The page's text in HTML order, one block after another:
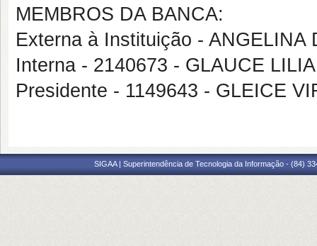
MEMBROS DA BANCA:
Externa à Instituição - ANGELINA
Interna - 2140673 - GLAUCE
Presidente - 1149643 - GLEICE
SIGAA | Superintendência de Tecnologia da Informação - (84)